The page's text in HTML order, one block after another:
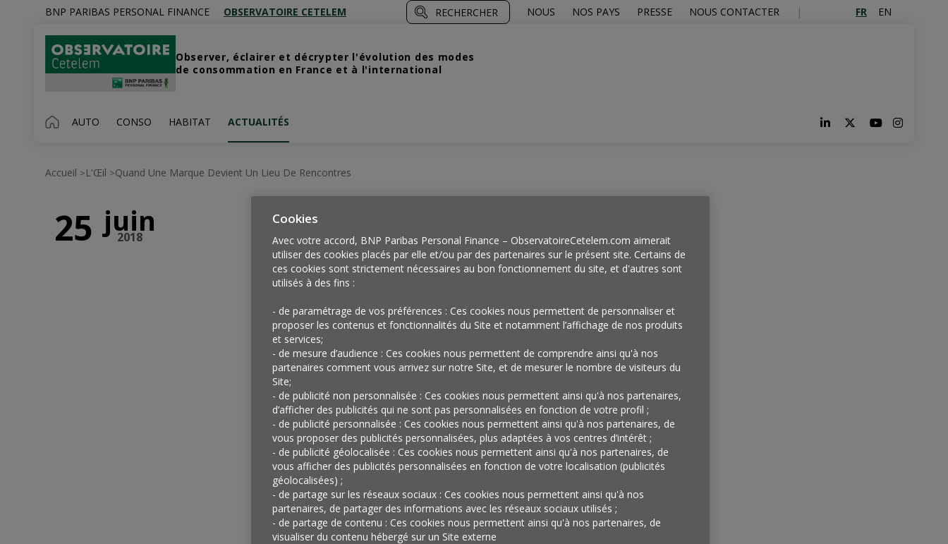
BNP PARIBAS PERSONAL FINANCE OBSERVATOIRE CETELEM RECHERCHER NOUS NOS PAYS PRESSE NOUS CONTACTER FR EN
Observer, éclairer et décrypter l'évolution des modes
de consommation en France et à l'international
AUTO CONSO HABITAT ACTUALITÉS
Accueil >L'Œil >Quand Une Marque Devient Un Lieu De Rencontres
Quand une
marque
devient un
lieu de
rencontres
25 juin
2018
Cookies
Avec votre accord, BNP Paribas Personal Finance – ObservatoireCetelem.com aimerait
utiliser des cookies placés par elle et/ou par des partenaires sur le présent site. Certains de
ces cookies sont strictement nécessaires au bon fonctionnement du site, et d'autres sont
utilisés à des fins :
- de paramétrage de vos préférences : Ces cookies nous permettent de personnaliser et
proposer les contenus et fonctionnalités du Site et notamment l’affichage de nos produits
et services;
- de mesure d’audience : Ces cookies nous permettent de comprendre ainsi qu'à nos
partenaires comment vous arrivez sur notre Site, et de mesurer le nombre de visiteurs du
Site;
- de publicité non personnalisée : Ces cookies nous permettent ainsi qu'à nos partenaires,
d’afficher des publicités qui ne sont pas personnalisées en fonction de votre profil ;
- de publicité personnalisée : Ces cookies nous permettent ainsi qu'à nos partenaires, de
vous proposer des publicités personnalisées, plus adaptées à vos centres d’intérêt ;
- de publicité géolocalisée : Ces cookies nous permettent ainsi qu'à nos partenaires, de
vous afficher des publicités personnalisées en fonction de votre localisation (publicités
géolocalisées) ;
- de partage sur les réseaux sociaux : Ces cookies nous permettent ainsi qu'à nos
partenaires, de partager des informations avec les réseaux sociaux utilisés ;
- de partage de contenu : Ces cookies nous permettent ainsi qu'à nos partenaires, de
visualiser du contenu hébergé sur un Site externe